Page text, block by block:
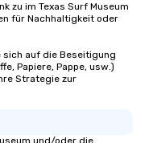
zu im Texas Surf Museum
für Nachhaltigkeit oder
sich auf die Beseitigung
Papiere, Pappe, usw.)
Strategie zur
und/oder die